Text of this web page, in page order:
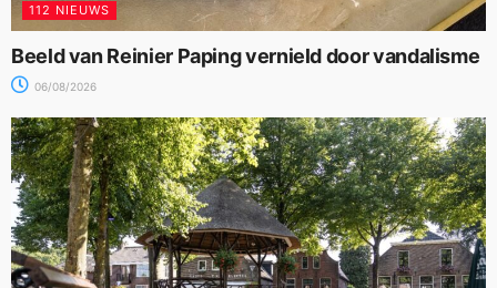
112 NIEUWS
Beeld van Reinier Paping vernield door vandalisme
06/08/2026